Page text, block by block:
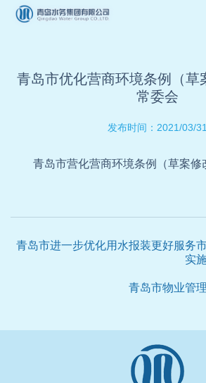
青岛市优化营商环境条例（草
常委会
发布时间： 2021/03/31
青岛市营化营商环境条例（草案修
青岛市进一步优化用水报装更好服务
实
青岛市物业管